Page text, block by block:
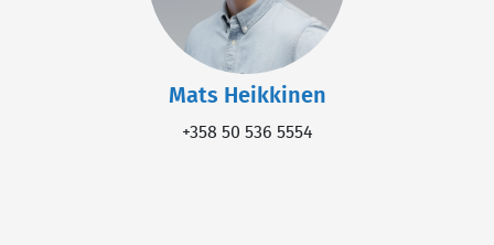
Mats Heikkinen
+358 50 536 5554